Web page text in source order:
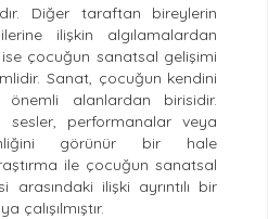
Diğer taraftan bireylerin
ilişkin algılamalardan
çocuğun sanatsal gelişimi
Sanat, çocuğun kendini
alanlardan birisidir.
sesler, performanalar veya
görünür bir hale
ile çocuğun sanatsal
arasındaki ilişki ayrıntılı bir
çalışılmıştır.